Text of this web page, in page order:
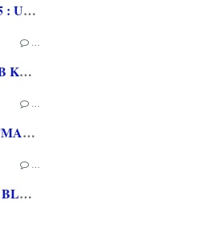
[TEST] SAROS PS5 : Une formule de RETURNAL améliorée et interessante
…
[TEST] THE G-LAB KEYZ ELITE 400 HE PC
…
[TEST] LEGO BATMAN L'HERITAGE DU CHEVALIER NOIR XBOX SERIES X : C'est Batman Arkham City en LEGO!
…
[REVUE CINEMA BLU-RAY 4K] THE DESCENT